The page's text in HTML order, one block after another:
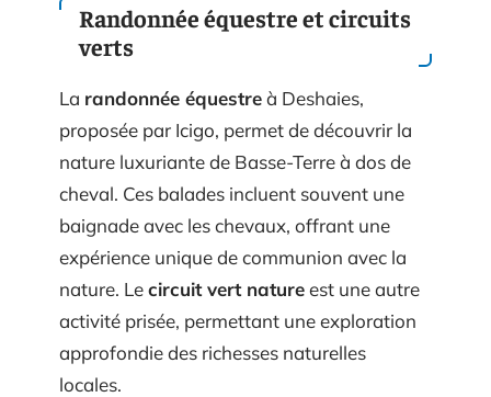
Randonnée équestre et circuits
verts
La randonnée équestreà Deshaies,
proposée par Icigo, permet de découvrir la
nature luxuriante de Basse-Terre à dos de
cheval. Ces balades incluent souvent une
baignade avec les chevaux, offrant une
expérience unique de communion avec la
nature. Lecircuit vert natureest une autre
activité prisée, permettant une exploration
approfondie des richesses naturelles
locales.